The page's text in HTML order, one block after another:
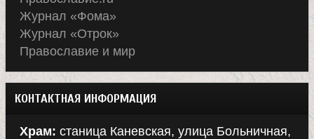
Журнал «Фома»
Журнал «Отрок»
Православие и мир
КОНТАКТНАЯ ИНФОРМАЦИЯ
Храм: станица Каневская, улица Больничная,